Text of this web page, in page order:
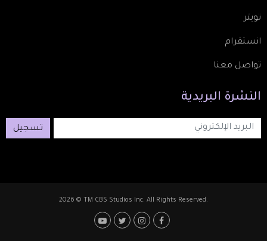
تويتر
انستقرام
تواصل معنا
النشرة البريدية
تسجيل
2026 © TM CBS Studios Inc. All Rights Reserved.
Footer: Social Media